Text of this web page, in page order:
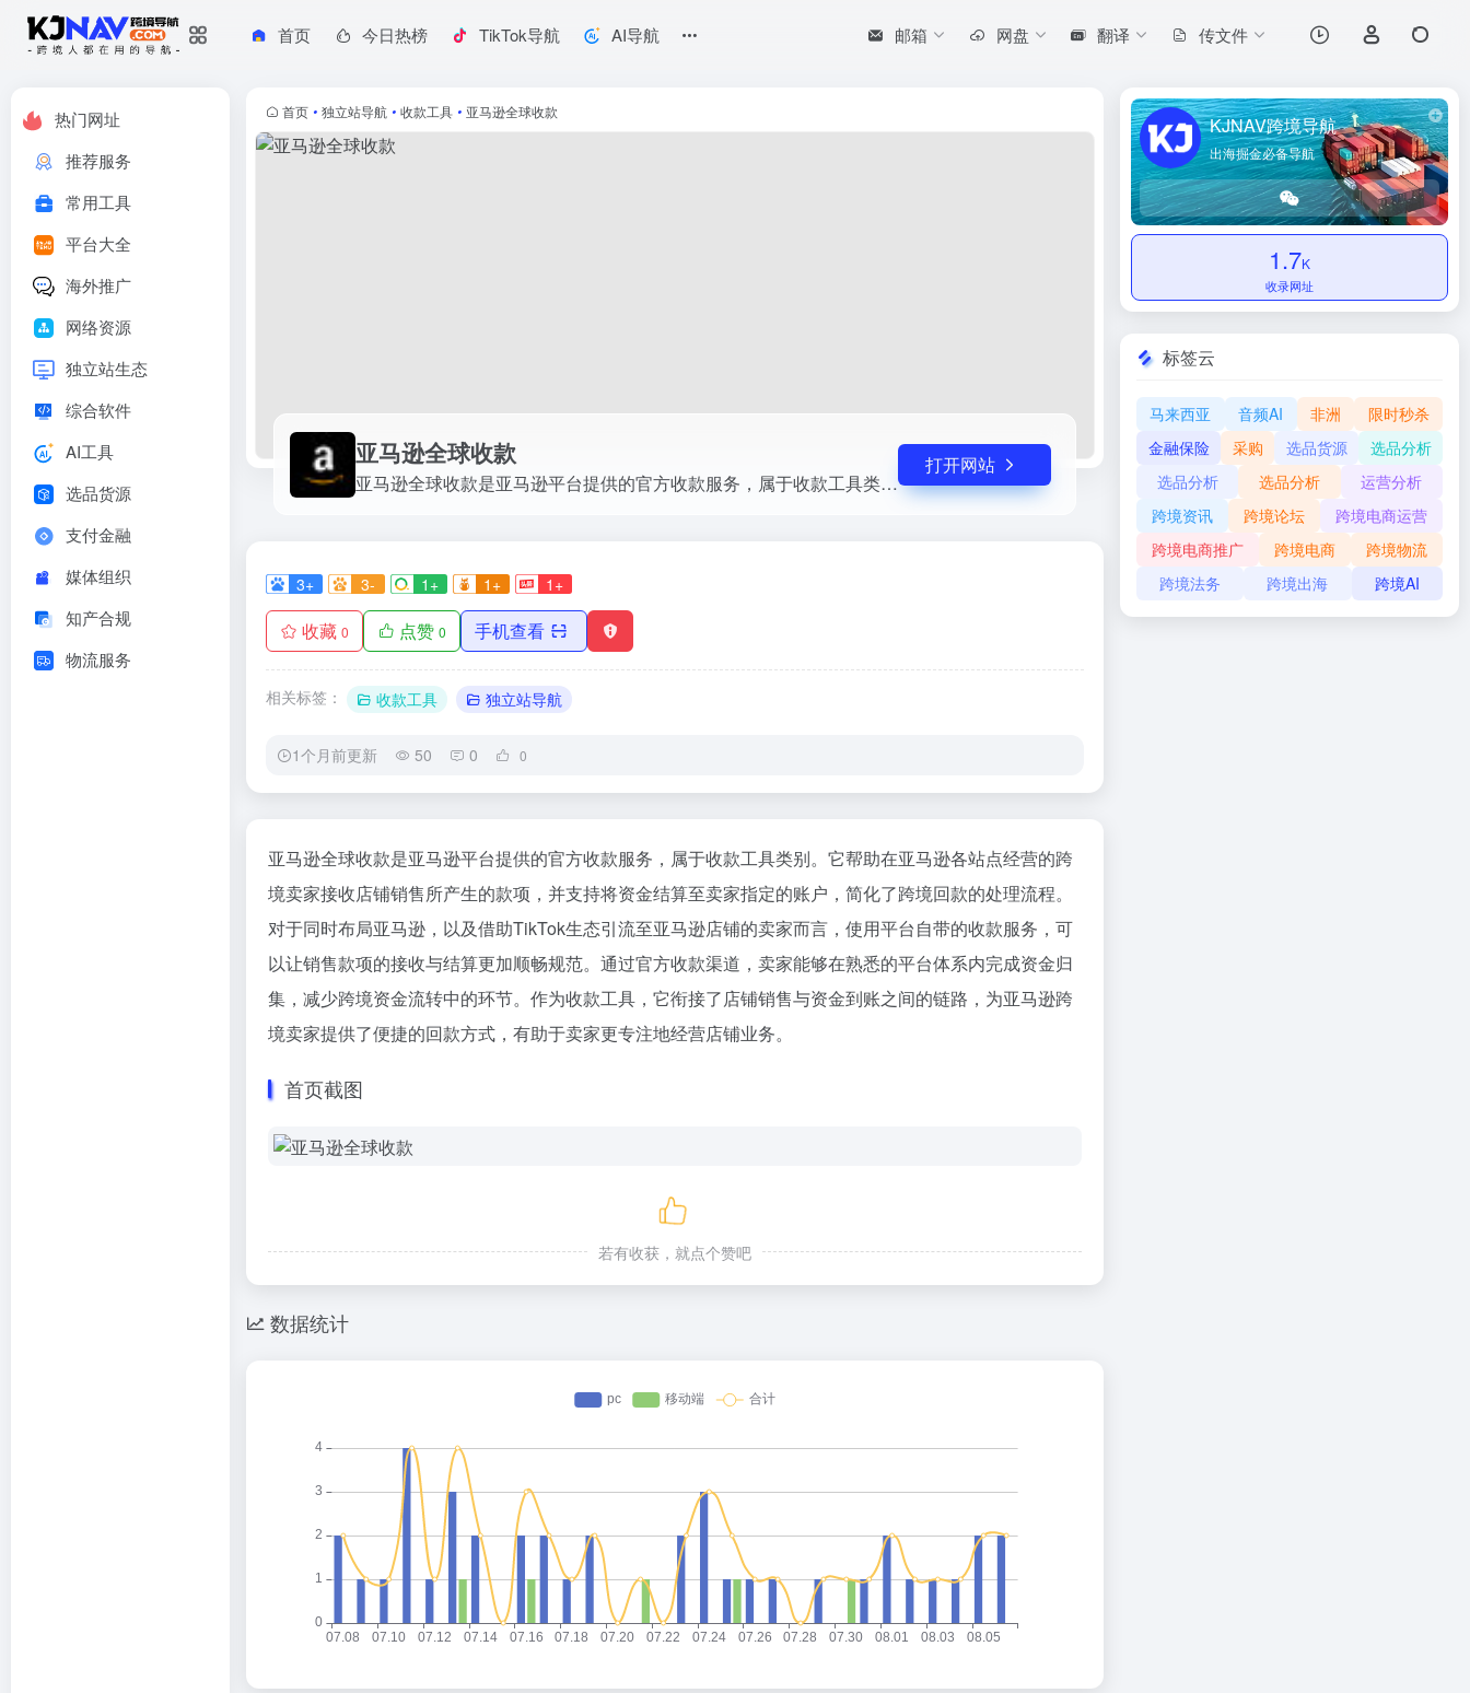
首页 今日热榜 TikTok导航 AI导航 邮箱 网盘 翻译 传文件
热门网址
推荐服务
常用工具
平台大全
海外推广
网络资源
独立站生态
综合软件
AI工具
选品货源
支付金融
媒体组织
知产合规
物流服务
首页 • 独立站导航 • 收款工具 • 亚马逊全球收款
亚马逊全球收款
亚马逊全球收款是亚马逊平台提供的官方收款服务，属于收款工具类别。它帮助在亚马逊各站点经营的跨境卖家接收店铺销售所产生的款项，并支持将资金结算至卖家指定的账户，简化了跨境回款的处理流程。对于同时布局亚马逊，以及借助TikTok生态引流至亚马逊店铺的卖家而言，使用平台自带的收款服务，可以让销售款项的接收与结算更加顺畅规范。通过官方收款渠道，卖...
打开网站
3+ 3- 1+ 1+ 1+
收藏 0 点赞 0 手机查看
相关标签： 收款工具 独立站导航
1个月前更新 50 0 0
亚马逊全球收款
亚马逊全球收款是亚马逊平台提供的官方收款服务，属于收款工具类别。它帮助在亚马逊各站点经营的跨
境卖家接收店铺销售所产生的款项，并支持将资金结算至卖家指定的账户，简化了跨境回款的处理流程。
对于同时布局亚马逊，以及借助TikTok生态引流至亚马逊店铺的卖家而言，使用平台自带的收款服务，可
以让销售款项的接收与结算更加顺畅规范。通过官方收款渠道，卖家能够在熟悉的平台体系内完成资金归
集，减少跨境资金流转中的环节。作为收款工具，它衔接了店铺销售与资金到账之间的链路，为亚马逊跨
境卖家提供了便捷的回款方式，有助于卖家更专注地经营店铺业务。
首页截图
若有收获，就点个赞吧
数据统计
KJNAV跨境导航
出海掘金必备导航
1.7K
收录网址
标签云
马来西亚 音频AI 非洲
限时秒杀
金融保险
采购 选品货源
选品分析
选品分析
选品分析
运营分析
跨境资讯
跨境论坛
跨境电商运营
跨境电商推广
跨境电商
跨境物流
跨境法务
跨境出海 跨境AI